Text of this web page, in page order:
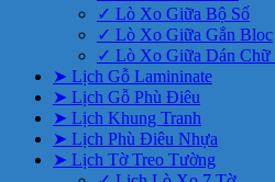
✓ Lò Xo Giữa Bộ Số
✓ Lò Xo Giữa Gắn Bloc
✓ Lò Xo Giữa Dán Chữ
➤ Lịch Gỗ Lamininate
➤ Lịch Gỗ Phù Điêu
➤ Lịch Khung Tranh
➤ Lịch Phù Điêu Nhựa
➤ Lịch Tờ Treo Tường